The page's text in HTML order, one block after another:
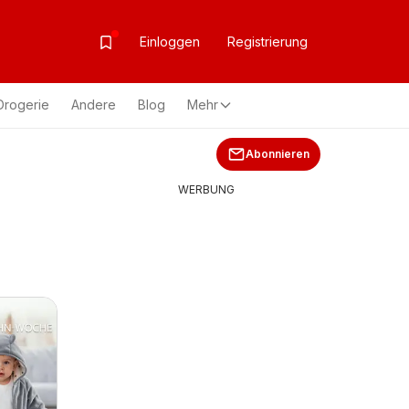
Einloggen Registrierung
Andere Blog Mehr
Abonnieren
WERBUNG